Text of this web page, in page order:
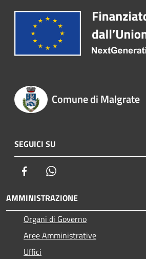
Comune di Malgrate
SEGUICI SU
Facebook
AMMINISTRAZIONE
Organi di Governo
Aree Amministrative
Uffici